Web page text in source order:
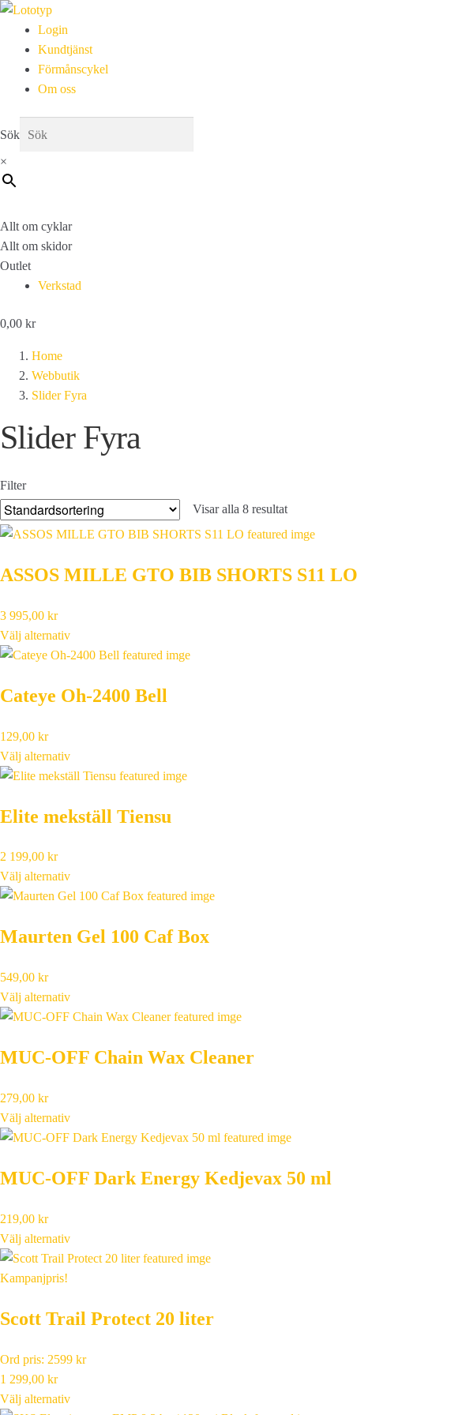
Login
Kundtjänst
Förmånscykel
Om oss
Sök
×
Allt om cyklar
Allt om skidor
Outlet
Verkstad
0,00 kr
Home
Webbutik
Slider Fyra
Slider Fyra
Filter
Visar alla 8 resultat
ASSOS MILLE GTO BIB SHORTS S11 LO
3 995,00 kr
Välj alternativ
Cateye Oh-2400 Bell
129,00 kr
Välj alternativ
Elite mekställ Tiensu
2 199,00 kr
Välj alternativ
Maurten Gel 100 Caf Box
549,00 kr
Välj alternativ
MUC-OFF Chain Wax Cleaner
279,00 kr
Välj alternativ
MUC-OFF Dark Energy Kedjevax 50 ml
219,00 kr
Välj alternativ
Kampanjpris!
Scott Trail Protect 20 liter
Ord pris: 2599 kr
1 299,00 kr
Välj alternativ